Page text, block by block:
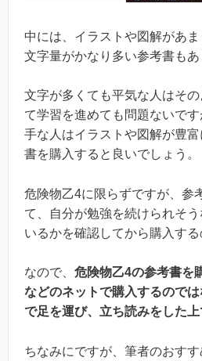
中には、イラストや図解があま
文字量がかなり多い参考書もあ
文字が多くても平気な人はそ
て学習を進めても問題ないで
手な人はイラストや図解が豊
書を購入すると良いでしょう。
危険物乙4に限らずですが、参
て、自分が勉強を続けられそ
いるかを確認してから購入する
なので、 危険物乙4の参考書を
などのネットで購入するので
で足を運び、立ち読みをした上
ちなみにですが、筆者のおす